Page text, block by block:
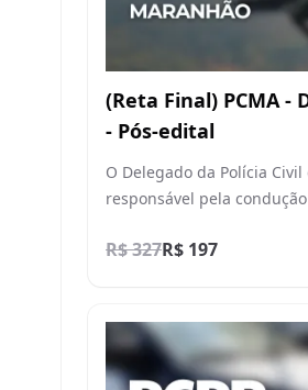
(Reta Final) PCMA -
- Pós-edital
O Delegado da Polícia
responsável pela
R$ 327R$ 197